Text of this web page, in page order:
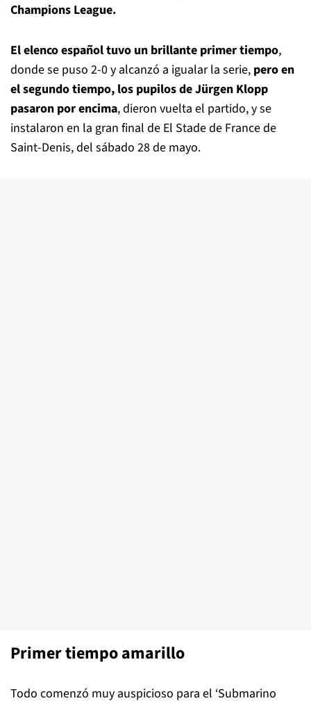
Champions League.
El elenco español tuvo un brillante primer tiempo,
donde se puso 2-0 y alcanzó a igualar la serie, pero en
el segundo tiempo, los pupilos de Jürgen Klopp
pasaron por encima, dieron vuelta el partido, y se
instalaron en la gran final de El Stade de France de
Saint-Denis, del sábado 28 de mayo.
Primer tiempo amarillo
Todo comenzó muy auspicioso para el ‘Submarino